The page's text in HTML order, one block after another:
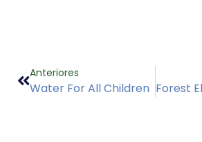
Anteriores
Water For All Children